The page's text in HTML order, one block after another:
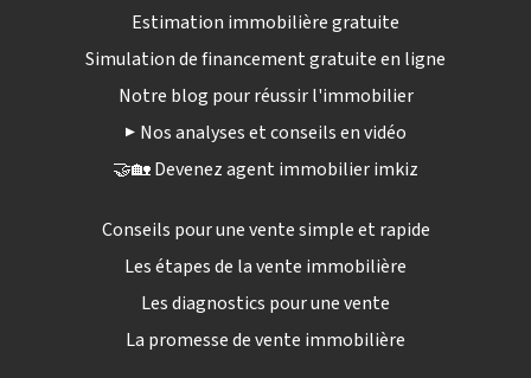
Estimation immobilière gratuite
Simulation de financement gratuite en ligne
Notre blog pour réussir l'immobilier
▶️ Nos analyses et conseils en vidéo
🤝🏡 Devenez agent immobilier imkiz
Conseils pour une vente simple et rapide
Les étapes de la vente immobilière
Les diagnostics pour une vente
La promesse de vente immobilière